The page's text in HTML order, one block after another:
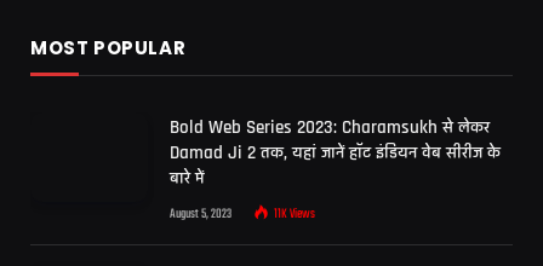
MOST POPULAR
Bold Web Series 2023: Charamsukh से लेकर
Damad Ji 2 तक, यहां जानें हॉट इंडियन वेब सीरीज के
बारे में
August 5, 2023 11KViews